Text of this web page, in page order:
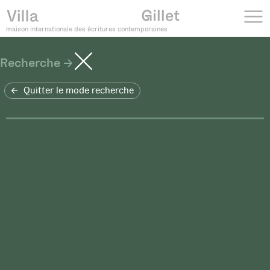
maison internationale des écritures contemporaines
Recherche
Quitter le mode recherche